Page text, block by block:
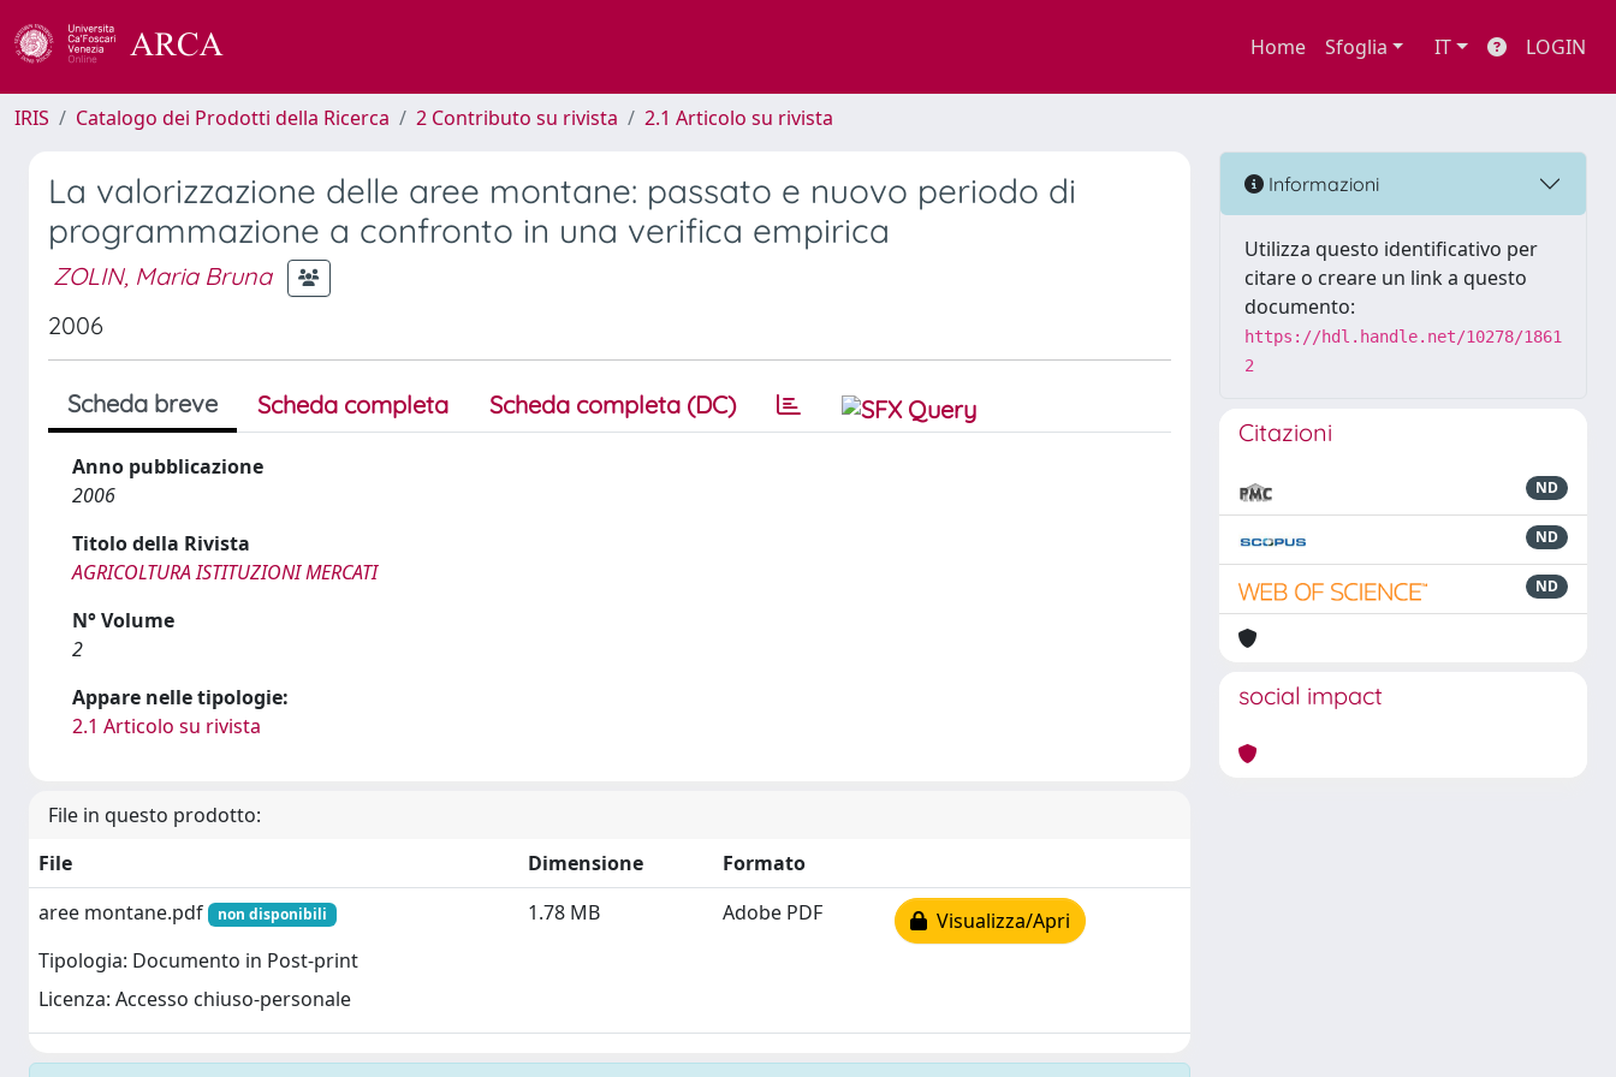
Home Sfoglia IT LOGIN
IRIS Catalogo dei Prodotti della Ricerca 2 Contributo su rivista 2.1 Articolo su rivista
La valorizzazione delle aree montane: passato e nuovo periodo di
programmazione a confronto in una verifica empirica
ZOLIN, Maria Bruna
2006
Scheda breve Scheda completa Scheda completa (DC)
Anno pubblicazione
2006
Titolo della Rivista
AGRICOLTURA ISTITUZIONI MERCATI
N° Volume
2
Appare nelle tipologie:
2.1 Articolo su rivista
File in questo prodotto:
File
Dimensione
Formato
aree montane.pdf
non disponibili
Tipologia: Documento in Post-print
Licenza: Accesso chiuso-personale
1.78 MB Adobe PDF Visualizza/Apri
Informazioni
Utilizza questo identificativo per
citare o creare un link a questo
documento:
https://hdl.handle.net/10278/1861
2
Citazioni
ND
ND
ND
social impact